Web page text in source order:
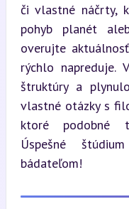
či vlastné náčrty,
pohyb planét
overujte
rýchlo napreduje.
štruktúry a
vlastné otázky s
ktoré podobné
Úspešné
bádateľom!